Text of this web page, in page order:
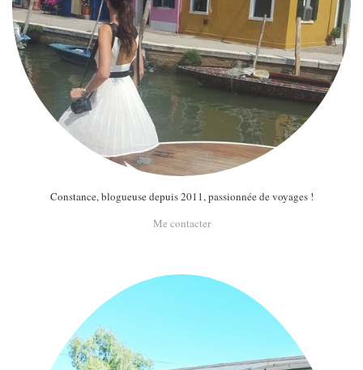
Constance, blogueuse depuis 2011, passionnée de voyages !
Me contacter